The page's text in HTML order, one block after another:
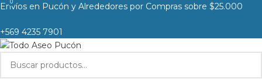
Envíos en Pucón y Alrededores por Compras sobre $25.000
+569 4235 7901
0
0